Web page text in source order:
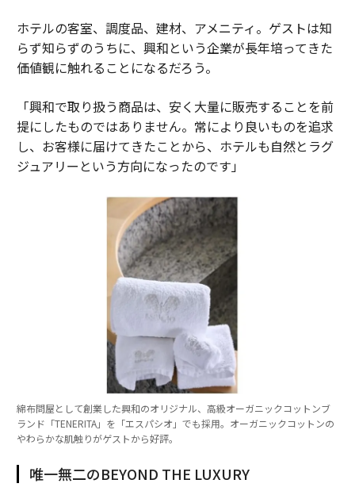
ホテルの客室、調度品、建材、アメニティ。ゲストは知
らず知らずのうちに、興和という企業が長年培ってきた
価値観に触れることになるだろう。
「興和で取り扱う商品は、安く大量に販売することを前
提にしたものではありません。常により良いものを追求
し、お客様に届けてきたことから、ホテルも自然とラグ
ジュアリーという方向になったのです」
綿布問屋として創業した興和のオリジナル、高級オーガニックコットンブ
ランド「TENERITA」を「エスパシオ」でも採用。オーガニックコットンの
やわらかな肌触りがゲストから好評。
唯一無二のBEYOND THE LUXURY